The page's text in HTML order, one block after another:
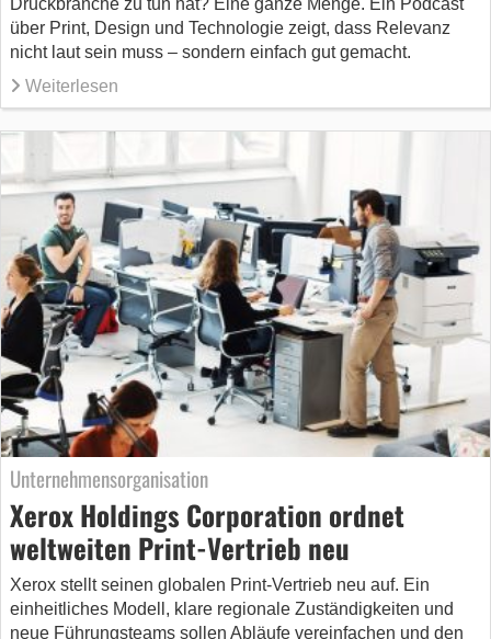
über Print, Design und Technologie zeigt, dass Relevanz
nicht laut sein muss – sondern einfach gut gemacht.
Weiterlesen
Unternehmensorganisation
Xerox Holdings Corporation ordnet
weltweiten Print-Vertrieb neu
Xerox stellt seinen globalen Print-Vertrieb neu auf. Ein
einheitliches Modell, klare regionale Zuständigkeiten und
neue Führungsteams sollen Abläufe vereinfachen und den